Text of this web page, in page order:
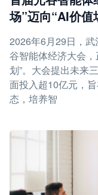
场”迈向“AI价值
2026年6月29日，
谷智能体经济大会
划”。大会提出未来
面投入超10亿元，
态，培养智